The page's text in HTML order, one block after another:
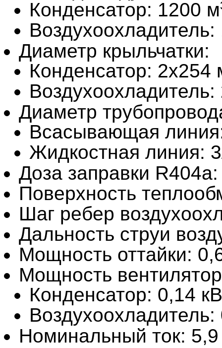
Конденсатор: 1200 м
Диаметр крыльчатки:
Конденсатор: 2х254
Диаметр
Всасывающая
Жидкостная линия:
Доза заправки R404a:
Поверхность
Шаг ребер
Дальность струи
Мощность оттайки:
Мощность
Конденсатор: 0,14
Воздухоохладитель:
Номинальный ток: